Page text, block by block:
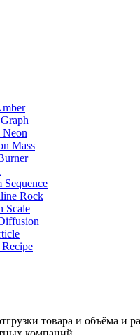
товара и объёма и